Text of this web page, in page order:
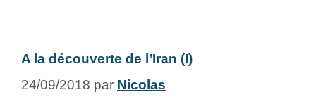
A la découverte de l’Iran (I)
24/09/2018 par Nicolas